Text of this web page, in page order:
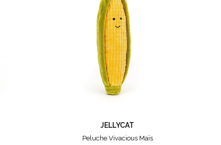
JELLYCAT
Peluche Vivacious Maïs